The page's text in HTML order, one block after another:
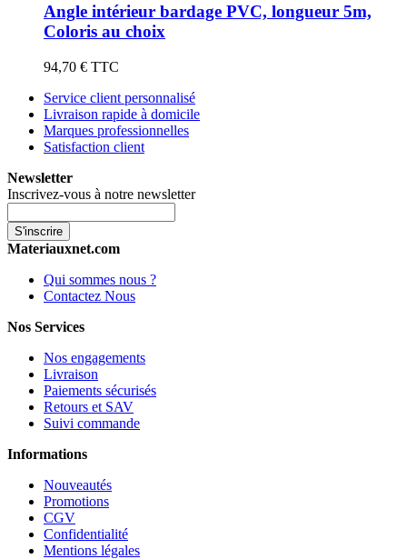
Angle intérieur bardage PVC, longueur 5m,
Coloris au choix
94,70 € TTC
Service client personnalisé
Livraison rapide à domicile
Marques professionnelles
Satisfaction client
Newsletter
Inscrivez-vous à notre newsletter
S'inscrire
Materiauxnet.com
Qui sommes nous ?
Contactez Nous
Nos Services
Nos engagements
Livraison
Paiements sécurisés
Retours et SAV
Suivi commande
Informations
Nouveautés
Promotions
CGV
Confidentialité
Mentions légales